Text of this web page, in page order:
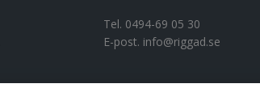
Tel. 0494-69 05 30
E-post. info@riggad.se